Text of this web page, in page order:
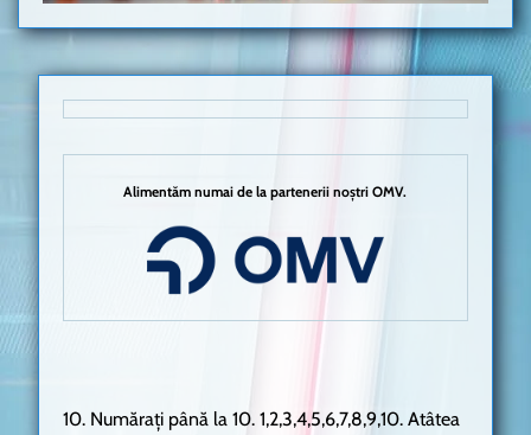
Alimentăm numai de la partenerii noștri OMV.
10. Numărați până la 10. 1,2,3,4,5,6,7,8,9,10. Atâtea